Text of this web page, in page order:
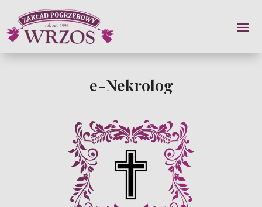
e-Nekrolog